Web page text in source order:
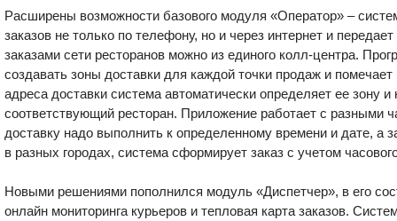
Расширены возможности базового модуля «Оператор» –
заказов не только по телефону, но и через интернет и
заказами сети ресторанов можно из единого колл-центра.
создавать зоны доставки для каждой точки продаж и
адреса доставки система автоматически определяет ее зону и
соответствующий ресторан. Приложение работает с разными
доставку надо выполнить к определенному времени и дате, а
в разных городах, система сформирует заказ с учетом
Новыми решениями пополнился модуль «Диспетчер», в его
онлайн мониторинга курьеров и тепловая карта заказов.